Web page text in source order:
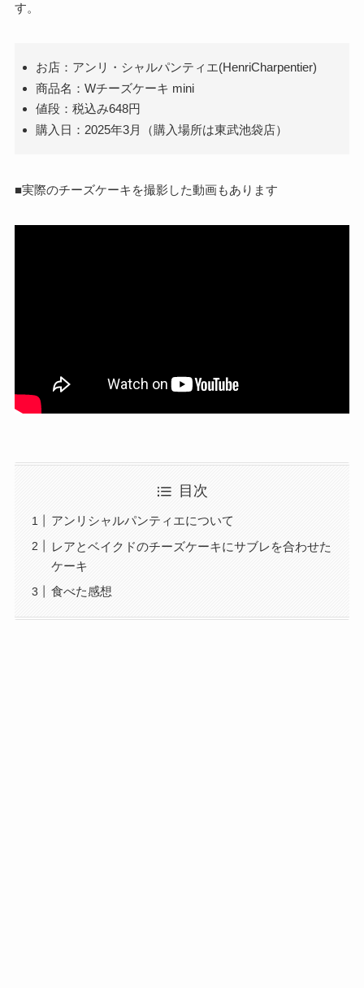
す。
お店：アンリ・シャルパンティエ(HenriCharpentier)
商品名：Wチーズケーキ mini
値段：税込み648円
購入日：2025年3月（購入場所は東武池袋店）
■実際のチーズケーキを撮影した動画もあります
目次
アンリシャルパンティエについて
レアとベイクドのチーズケーキにサブレを合わせた
ケーキ
食べた感想